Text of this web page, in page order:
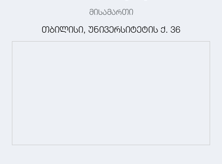
მისამართი
თბილისი, უნივერსიტეტის ქ. 36